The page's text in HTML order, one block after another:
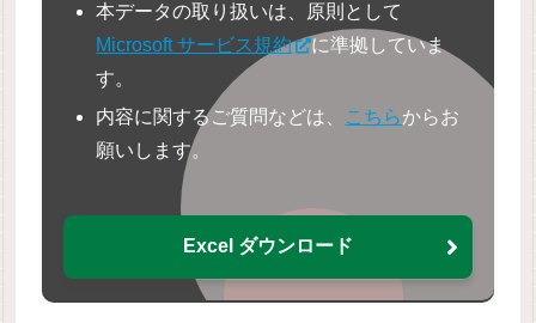
本データの取り扱いは、原則として
Microsoft サービス規約
に準拠していま
す。
内容に関するご質問などは、 こちらからお
願いします。
Excel ダウンロード